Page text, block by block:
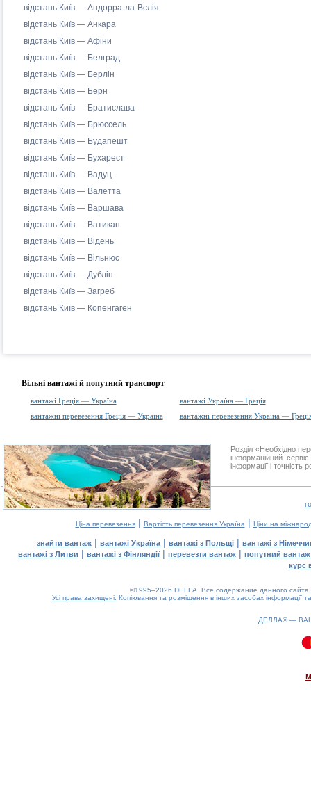
відстань Київ — Андорра-ла-Вєлія
відстань Київ — Анкара
відстань Київ — Афіни
відстань Київ — Белград
відстань Київ — Берлін
відстань Київ — Берн
відстань Київ — Братислава
відстань Київ — Брюссель
відстань Київ — Будапешт
відстань Київ — Бухарест
відстань Київ — Вадуц
відстань Київ — Валетта
відстань Київ — Варшава
відстань Київ — Ватикан
відстань Київ — Відень
відстань Київ — Вільнюс
відстань Київ — Дублін
відстань Київ — Загреб
відстань Київ — Копенгаген
Вільні вантажі й попутний транспорт
вантажі Греція — Україна
вантажі Україна — Греція
вантажні перевезення Греція — Україна
вантажні перевезення Україна —
Розділ «Необхідно
інформаційний
інформації і
Ціна перевезення| Вартість перевезення Україна | Ціни на
знайти вантаж | вантажі Україна | вантажі з Польщі | вантажі з
вантажі з Литви | вантажі з Фінляндії| перевезти вантаж| попутний вантаж
курс
©1995–2026 DELLA. Все содержание данного
Усі права захищені. Копіювання та розміщення в інших засобах інформації
ДЕЛЛА® —